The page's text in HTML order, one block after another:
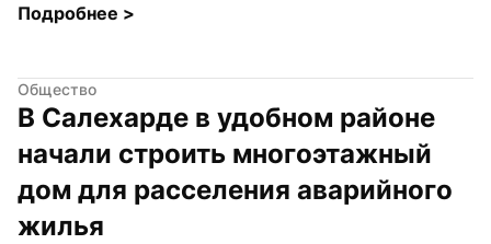
Подробнее >
Общество
В Салехарде в удобном районе
начали строить многоэтажный
дом для расселения аварийного
жилья